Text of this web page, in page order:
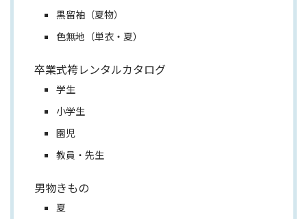
黒留袖（夏物）
色無地（単衣・夏）
卒業式袴レンタルカタログ
学生
小学生
園児
教員・先生
男物きもの
夏